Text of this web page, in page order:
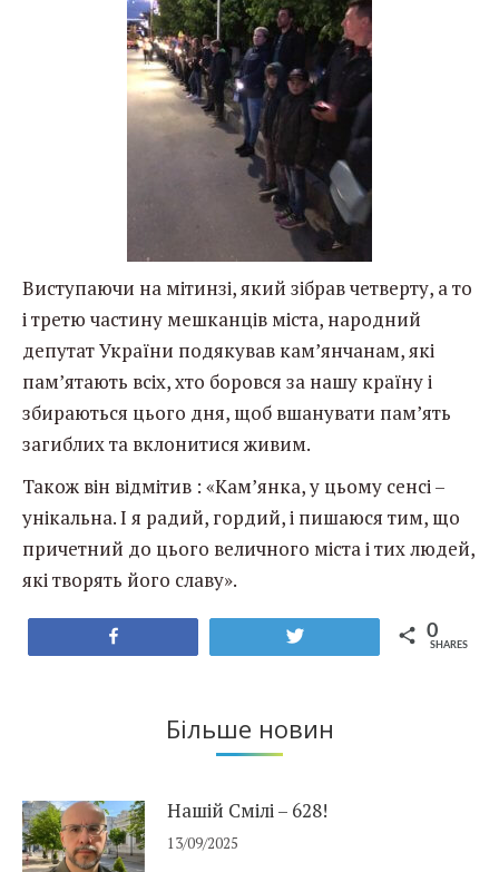
Виступаючи на мітинзі, який зібрав четверту, а то
і третю частину мешканців міста, народний
депутат України подякував кам’янчанам, які
пам’ятають всіх, хто боровся за нашу країну і
збираються цього дня, щоб вшанувати пам’ять
загиблих та вклонитися живим.
Також він відмітив : «Кам’янка, у цьому сенсі –
унікальна. І я радий, гордий, і пишаюся тим, що
причетний до цього величного міста і тих людей,
які творять його славу».
0
SHARES
Більше новин
Нашій Смілі – 628!
13/09/2025